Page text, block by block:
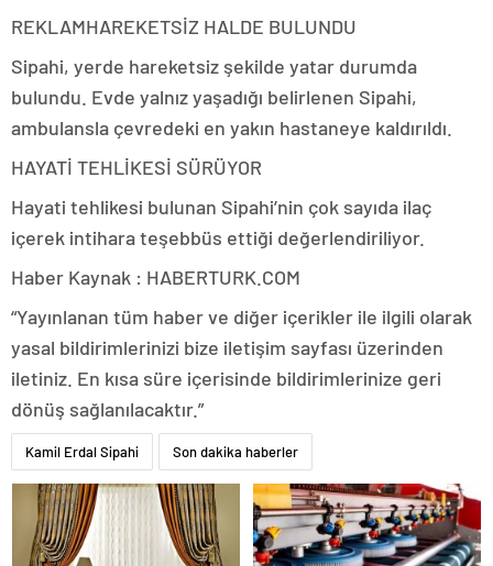
REKLAMHAREKETSİZ HALDE BULUNDU
Sipahi, yerde hareketsiz şekilde yatar durumda
bulundu. Evde yalnız yaşadığı belirlenen Sipahi,
ambulansla çevredeki en yakın hastaneye kaldırıldı.
HAYATİ TEHLİKESİ SÜRÜYOR
Hayati tehlikesi bulunan Sipahi’nin çok sayıda ilaç
içerek intihara teşebbüs ettiği değerlendiriliyor.
Haber Kaynak : HABERTURK.COM
“Yayınlanan tüm haber ve diğer içerikler ile ilgili olarak
yasal bildirimlerinizi bize iletişim sayfası üzerinden
iletiniz. En kısa süre içerisinde bildirimlerinize geri
dönüş sağlanılacaktır.”
Kamil Erdal Sipahi Son dakika haberler